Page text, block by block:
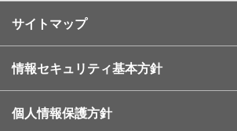
サイトマップ
情報セキュリティ基本方針
個人情報保護方針